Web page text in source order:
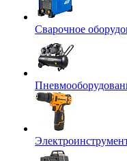
Сварочное